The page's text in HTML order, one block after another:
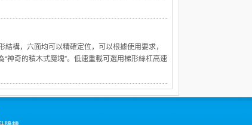
構，六面均可以精確定位，可以根據使用要求，
神奇的積木式魔塊”。低速重載可選用梯形絲杠高速